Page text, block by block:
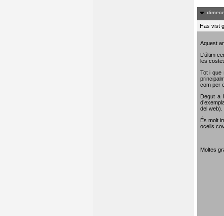
Has vist
Aquest
L'últim
les
Tot i que
com per
Degut a
del web).
És molt
ocells
Moltes